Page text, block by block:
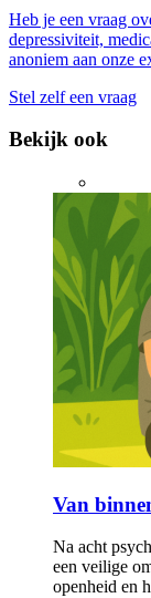
Heb je een vraag
depressiviteit,
anoniem aan onze
Stel zelf een vraag
Bekijk ook
Van
Na acht
een veilige
openheid en